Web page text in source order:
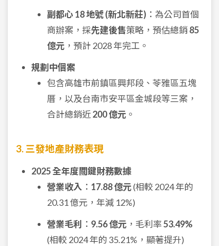
副都心 18 地號 (新北新莊) ：為公司首個
商辦案，採先建後售策略，預估總銷 85
億元 ，預計 2028 年完工。
規劃中個案
包含高雄市前鎮區興邦段、苓雅區五塊
厝，以及台南市安平區金城段等三案，
合計總銷近200 億元 。
3. 三發地產財務表現
2025 全年度關鍵財務數據
營業收入 ： 17.88 億元(相較 2024 年的
20.31 億元，年減 12%)
營業毛利
： 9.56 億元 ，毛利率53.49%
(相較 2024 年的 35.21%，顯著提升)